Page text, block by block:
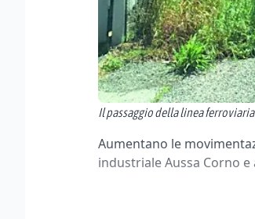
Il passaggio della linea
Aumentano le
industriale Aussa Corno